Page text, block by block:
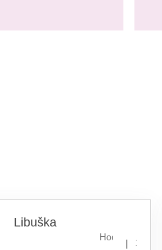
Libuška
Hodnocení
|